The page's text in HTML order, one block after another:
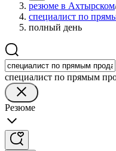
резюме в Ахтырском
специалист по
полный день
специалист по прямым
Резюме